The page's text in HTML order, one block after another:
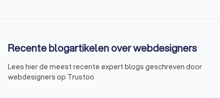
Recente blogartikelen over webdesigners
Lees hier de meest recente expert blogs geschreven door
webdesigners op Trustoo